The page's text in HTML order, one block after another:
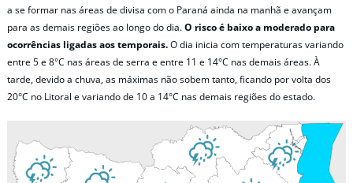
a se formar nas áreas de divisa com o Paraná ainda na manhã e avançam
para as demais regiões ao longo do dia.O risco é baixo a moderado para
ocorrências ligadas aos temporais.O dia inicia com temperaturas variando
entre 5 e 8°C nas áreas de serra e entre 11 e 14°C nas demais áreas. À
tarde, devido a chuva, as máximas não sobem tanto, ficando por volta dos
20°C no Litoral e variando de 10 a 14°C nas demais regiões do estado.